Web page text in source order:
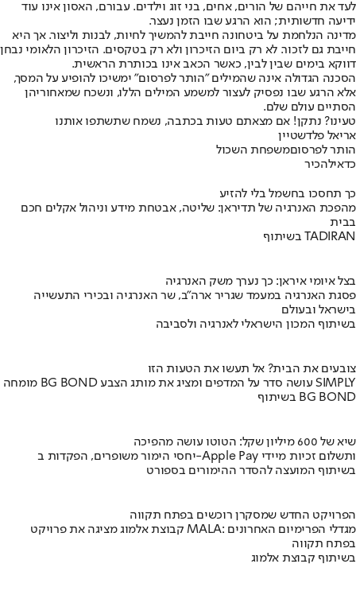
לעד את חייהם של הורים, אחים, בני זוג וילדים. עבורם, האסון אינו עוד
ידיעה חדשותית; הוא הרגע שבו הזמן נעצר.
מדינה הנלחמת על ביטחונה חייבת להמשיך לחיות, לבנות וליצור. אך היא
חייבת גם לזכור. לא רק ביום הזיכרון ולא רק בטקסים. הזיכרון הלאומי נבחן
דווקא בימים שבין לבין, כאשר הכאב אינו בכותרת הראשית.
הסכנה הגדולה אינה שהמילים "הותר לפרסום" ימשיכו להופיע על המסך,
אלא הרגע שבו נפסיק לעצור למשמע המילים הללו, ונשכח שמאחוריהן
הסתיים עולם שלם.
טעינו? נתקן! אם מצאתם טעות בכתבה, נשמח שתשתפו אותנו
אריאל פלדשטיין
הותר לפרסוםמשפחת השכול
כדאילהכיר
כך תחסכו בחשמל בלי להזיע
מהפכת האנרגיה של תדיראן: שליטה, אבטחת מידע וניהול אקלים חכם
בבית
בשיתוף TADIRAN
בצל איומי איראן: כך נערך משק האנרגיה
פסגת האנרגיה במעמד שגריר ארה"ב, שר האנרגיה ובכירי התעשייה
בישראל ובעולם
בשיתוף המכון הישראלי לאנרגיה ולסביבה
צובעים את הבית? אל תעשו את הטעות הזו
מומחה BG BOND עושה סדר על המדפים ומציג את מותג הצבע SIMPLY
בשיתוף BG BOND
שיא של 600 מיליון שקל: הטוטו עושה מהפיכה
יחסי הימור משופרים, הפקדות ב-Apple Pay ותשלום זכיות מיידי
בשיתוף המועצה להסדר ההימורים בספורט
הפרויקט החדש שמסקרן רוכשים בפתח תקווה
קבוצת אלמוג מציגה את פרויקט MALA: מגדלי הפרימיום האחרונים
בפתח תקווה
בשיתוף קבוצת אלמוג